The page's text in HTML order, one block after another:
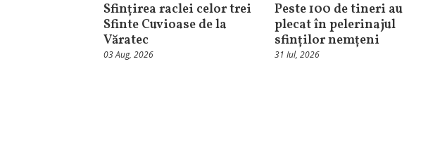
Sfințirea raclei celor trei
Sfinte Cuvioase de la
Văratec
03 Aug, 2026
Peste 100 de tineri au
plecat în pelerinajul
sfinților nemțeni
31 Iul, 2026